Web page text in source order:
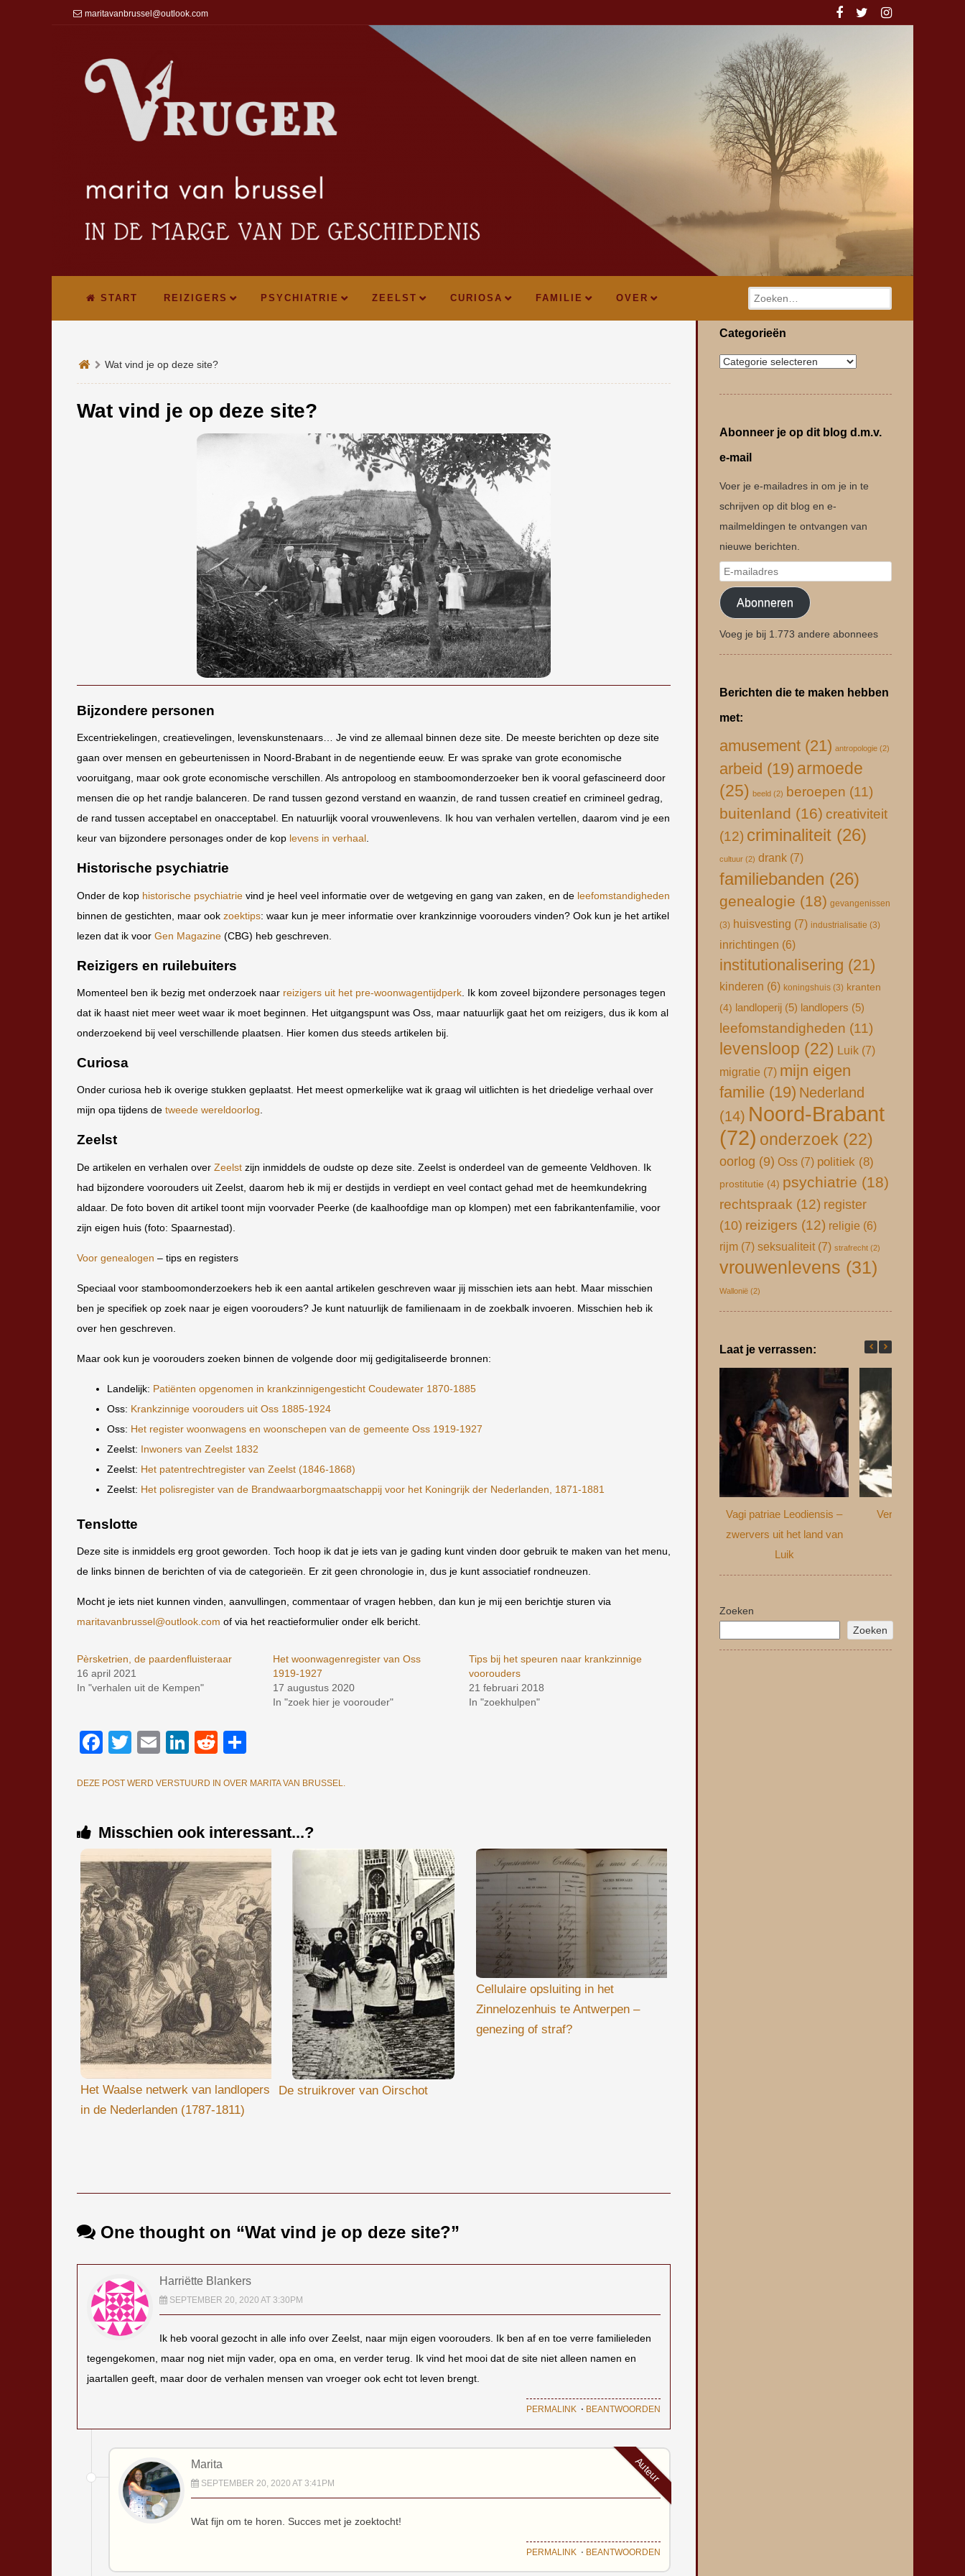
maritavanbrussel@outlook.com
START REIZIGERS PSYCHIATRIE ZEELST CURIOSA FAMILIE OVER Zoeken
Wat vind je op deze site?
Wat vind je op deze site?
Bijzondere personen
Excentriekelingen, creatievelingen, levenskunstenaars… Je vind ze allemaal binnen deze site. De meeste berichten op deze site
gaan over mensen en gebeurtenissen in Noord-Brabant in de negentiende eeuw. Er was sprake van grote economische
vooruitgang, maar ook grote economische verschillen. Als antropoloog en stamboomonderzoeker ben ik vooral gefascineerd door
mensen die op het randje balanceren. De rand tussen gezond verstand en waanzin, de rand tussen creatief en crimineel gedrag,
de rand tussen acceptabel en onacceptabel. En natuurlijk vooral vrouwenlevens. Ik hou van verhalen vertellen, daarom vind je een
keur van bijzondere personages onder de kop levens in verhaal.
Historische psychiatrie
Onder de kop historische psychiatrie vind je heel veel informatie over de wetgeving en gang van zaken, en de leefomstandigheden
binnen de gestichten, maar ook zoektips: waar kun je meer informatie over krankzinnige voorouders vinden? Ook kun je het artikel
lezen dat ik voor Gen Magazine (CBG) heb geschreven.
Reizigers en ruilebuiters
Momenteel ben ik bezig met onderzoek naar reizigers uit het pre-woonwagentijdperk . Ik kom zoveel bijzondere personages tegen
dat ik haast niet meer weet waar ik moet beginnen. Het uitgangspunt was Oss, maar natuurlijk gaat het om reizigers, dus ik kom al
onderzoekend bij veel verschillende plaatsen. Hier komen dus steeds artikelen bij.
Curiosa
Onder curiosa heb ik overige stukken geplaatst. Het meest opmerkelijke wat ik graag wil uitlichten is het driedelige verhaal over
mijn opa tijdens de tweede wereldoorlog.
Zeelst
De artikelen en verhalen over Zeelst zijn inmiddels de oudste op deze site. Zeelst is onderdeel van de gemeente Veldhoven. Ik
had bijzondere voorouders uit Zeelst, daarom heb ik mij er destijds in verdiept en veel contact gehad met de heemkundekring
aldaar. De foto boven dit artikel toont mijn voorvader Peerke (de kaalhoofdige man op klompen) met een fabrikantenfamilie, voor
zijn eigen huis (foto: Spaarnestad).
Voor genealogen – tips en registers
Speciaal voor stamboomonderzoekers heb ik een aantal artikelen geschreven waar jij misschien iets aan hebt. Maar misschien
ben je specifiek op zoek naar je eigen voorouders? Je kunt natuurlijk de familienaam in de zoekbalk invoeren. Misschien heb ik
over hen geschreven.
Maar ook kun je voorouders zoeken binnen de volgende door mij gedigitaliseerde bronnen:
Landelijk: Patiënten opgenomen in krankzinnigengesticht Coudewater 1870-1885
Oss: Krankzinnige voorouders uit Oss 1885-1924
Oss: Het register woonwagens en woonschepen van de gemeente Oss 1919-1927
Zeelst: Inwoners van Zeelst 1832
Zeelst: Het patentrechtregister van Zeelst (1846-1868)
Zeelst: Het polisregister van de Brandwaarborgmaatschappij voor het Koningrijk der Nederlanden, 1871-1881
Tenslotte
Deze site is inmiddels erg groot geworden. Toch hoop ik dat je iets van je gading kunt vinden door gebruik te maken van het menu,
de links binnen de berichten of via de categorieën. Er zit geen chronologie in, dus je kunt associatief rondneuzen.
Mocht je iets niet kunnen vinden, aanvullingen, commentaar of vragen hebben, dan kun je mij een berichtje sturen via
maritavanbrussel@outlook.com of via het reactieformulier onder elk bericht.
Pèrsketrien, de paardenfluisteraar
16 april 2021
In "verhalen uit de Kempen"
Het woonwagenregister van Oss
1919-1927
17 augustus 2020
In "zoek hier je voorouder"
Tips bij het speuren naar krankzinnige
voorouders
21 februari 2018
In "zoekhulpen"
Facebook
Twitter
EmailLinkedIn
Reddit
DEZE POST WERD VERSTUURD IN OVER MARITA VAN BRUSSEL.
Misschien ook interessant...?
Het Waalse netwerk van landlopers
in de Nederlanden (1787-1811)
De struikrover van Oirschot
Cellulaire opsluiting in het
Zinnelozenhuis te Antwerpen –
genezing of straf?
Bericht navigatie
One thought on “Wat vind je op deze site?”
Harriëtte Blankers
SEPTEMBER 20, 2020 AT 3:30PM
Ik heb vooral gezocht in alle info over Zeelst, naar mijn eigen voorouders. Ik ben af en toe verre familieleden
tegengekomen, maar nog niet mijn vader, opa en oma, en verder terug. Ik vind het mooi dat de site niet alleen namen en
jaartallen geeft, maar door de verhalen mensen van vroeger ook echt tot leven brengt.
PERMALINK ⋅ BEANTWOORDEN
Auteur
Marita
SEPTEMBER 20, 2020 AT 3:41PM
Wat fijn om te horen. Succes met je zoektocht!
PERMALINK⋅ BEANTWOORDEN
Categorieën
Abonneer je op dit blog d.m.v.
e-mail
Voer je e-mailadres in om je in te
schrijven op dit blog en e-
mailmeldingen te ontvangen van
nieuwe berichten.
Abonneren
Voeg je bij 1.773 andere abonnees
Berichten die te maken hebben
met:
amusement (21) antropologie (2)
arbeid (19) armoede
(25) beeld (2) beroepen (11)
buitenland (16) creativiteit
(12) criminaliteit (26)
cultuur (2) drank (7)
familiebanden (26)
genealogie (18) gevangenissen
(3) huisvesting (7) industrialisatie (3)
inrichtingen (6)
institutionalisering (21)
kinderen (6) koningshuis (3) kranten
(4) landloperij (5) landlopers (5)
leefomstandigheden (11)
levensloop (22) Luik (7)
migratie (7) mijn eigen
familie (19) Nederland
(14) Noord-Brabant
(72) onderzoek (22)
oorlog (9) Oss (7) politiek (8)
prostitutie (4) psychiatrie (18)
rechtspraak (12) register
(10) reizigers (12) religie (6)
rijm (7) seksualiteit(7) strafrecht (2)
vrouwenlevens (31)
Wallonië (2)
Laat je verrassen:
Vagi patriae Leodiensis –
zwervers uit het land van
Luik
Verzwegen
Zoeken
Zoeken